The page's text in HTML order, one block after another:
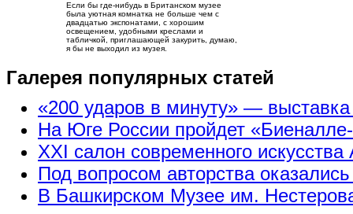
Если бы где-нибудь в Британском музее
была уютная комнатка не больше чем с
двадцатью экспонатами, с хорошим
освещением, удобными креслами и
табличкой, приглашающей закурить, думаю,
я бы не выходил из музея.
Галерея популярных статей
«200 ударов в минуту» —
На Юге России пройдет
XXI салон современного искусства
Под вопросом авторства
В Башкирском Музее им.